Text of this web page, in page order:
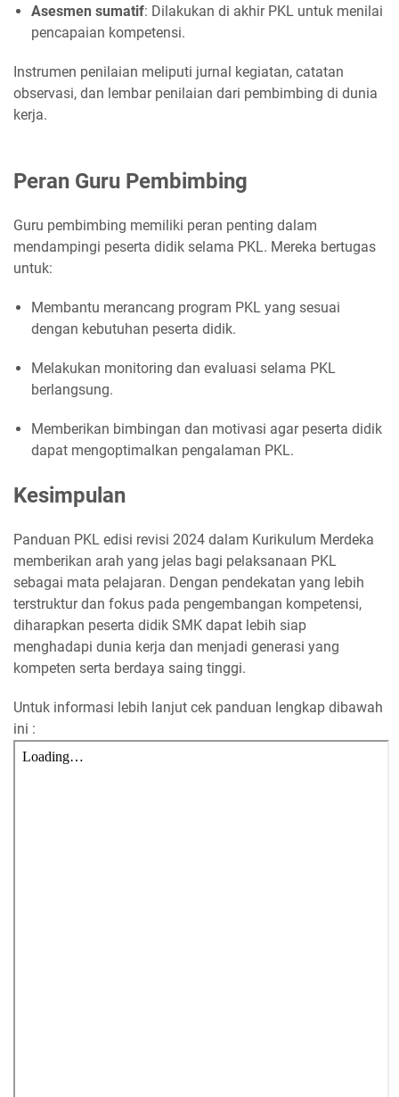
Asesmen sumatif: Dilakukan di akhir PKL untuk menilai
pencapaian kompetensi.
Instrumen penilaian meliputi jurnal kegiatan, catatan
observasi, dan lembar penilaian dari pembimbing di dunia
kerja.
Peran Guru Pembimbing
Guru pembimbing memiliki peran penting dalam
mendampingi peserta didik selama PKL. Mereka bertugas
untuk:
Membantu merancang program PKL yang sesuai
dengan kebutuhan peserta didik.
Melakukan monitoring dan evaluasi selama PKL
berlangsung.
Memberikan bimbingan dan motivasi agar peserta didik
dapat mengoptimalkan pengalaman PKL.
Kesimpulan
Panduan PKL edisi revisi 2024 dalam Kurikulum Merdeka
memberikan arah yang jelas bagi pelaksanaan PKL
sebagai mata pelajaran. Dengan pendekatan yang lebih
terstruktur dan fokus pada pengembangan kompetensi,
diharapkan peserta didik SMK dapat lebih siap
menghadapi dunia kerja dan menjadi generasi yang
kompeten serta berdaya saing tinggi.
Untuk informasi lebih lanjut cek panduan lengkap dibawah
ini :